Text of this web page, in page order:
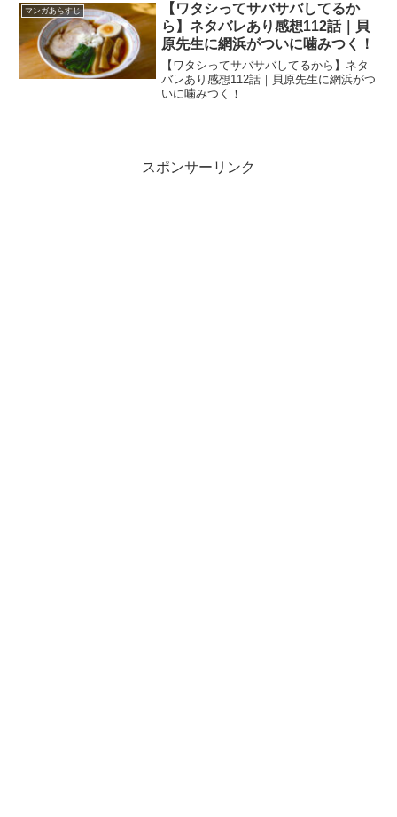
マンガあらすじ
【ワタシってサバサバしてるか
ら】ネタバレあり感想112話｜貝
原先生に網浜がついに噛みつく！
【ワタシってサバサバしてるから】ネタ
バレあり感想112話｜貝原先生に網浜がつ
いに噛みつく！
スポンサーリンク